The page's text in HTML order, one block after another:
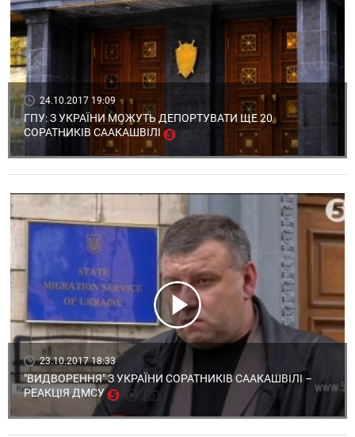
24.10.2017 19:09
ГПУ: З УКРАЇНИ МОЖУТЬ ДЕПОРТУВАТИ ЩЕ 20
СОРАТНИКІВ СААКАШВІЛІ
23.10.2017 18:33
"ВИДВОРЕННЯ" З УКРАЇНИ СОРАТНИКІВ СААКАШВІЛІ –
РЕАКЦІЯ ДМСУ